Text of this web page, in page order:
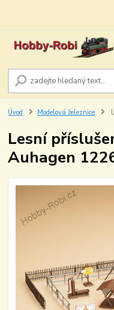
Úvod Modelová železnice
Lesní
Auhagen